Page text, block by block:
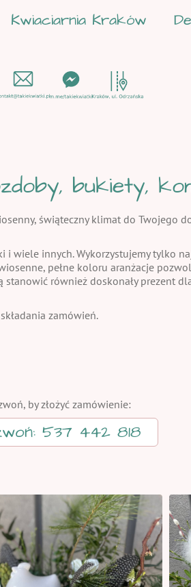
Kwiaciarnia Kraków
bukiety,
świąteczny klimat do Twojego
wiele innych. Wykorzystujemy tylko
pełne koloru aranżacje
stanowić również doskonały prezent
zamówień.
by złożyć zamówienie:
537 442 818